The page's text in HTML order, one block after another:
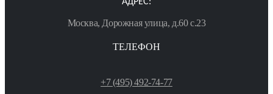
Москва, Дорожная улица, д.60 с.23
ТЕЛЕФОН
+7 (495) 492-74-77